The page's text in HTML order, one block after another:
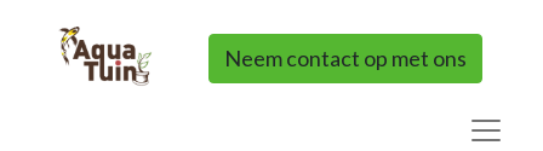
Neem contact op met ons